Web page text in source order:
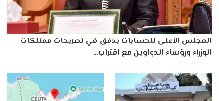
المجلس الأعلى للحسابات يدقق في تصريحات ممتلكات
الوزراء ورؤساء الدواوين مع اقتراب…